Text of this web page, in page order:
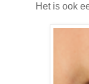
Het is ook